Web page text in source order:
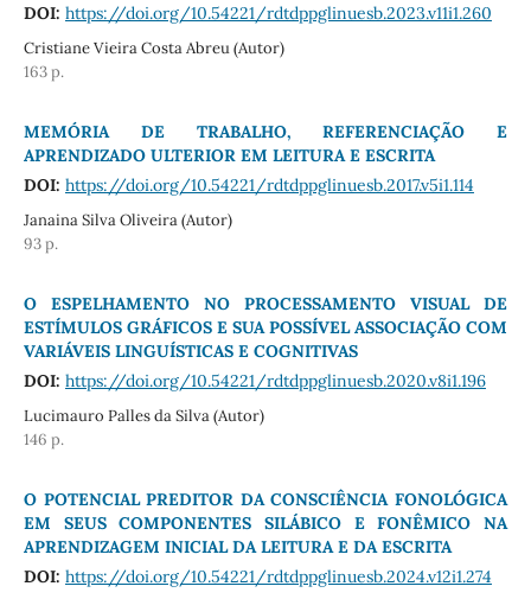
DOI: https://doi.org/10.54221/rdtdppglinuesb.2023.v11i1.260
Cristiane Vieira Costa Abreu (Autor)
163 p.
MEMÓRIA DE TRABALHO, REFERENCIAÇÃO E
APRENDIZADO ULTERIOR EM LEITURA E ESCRITA
DOI: https://doi.org/10.54221/rdtdppglinuesb.2017.v5i1.114
Janaina Silva Oliveira (Autor)
93 p.
O ESPELHAMENTO NO PROCESSAMENTO VISUAL DE
ESTÍMULOS GRÁFICOS E SUA POSSÍVEL ASSOCIAÇÃO COM
VARIÁVEIS LINGUÍSTICAS E COGNITIVAS
DOI: https://doi.org/10.54221/rdtdppglinuesb.2020.v8i1.196
Lucimauro Palles da Silva (Autor)
146 p.
O POTENCIAL PREDITOR DA CONSCIÊNCIA FONOLÓGICA
EM SEUS COMPONENTES SILÁBICO E FONÊMICO NA
APRENDIZAGEM INICIAL DA LEITURA E DA ESCRITA
DOI: https://doi.org/10.54221/rdtdppglinuesb.2024.v12i1.274